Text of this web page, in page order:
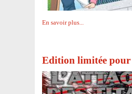
En savoir plus...
Edition limitée pour